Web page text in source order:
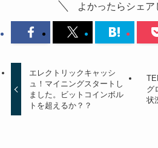
よかったらシェア
エレクトリックキャッシ
ュ！マイニングスタートし
ました。ビットコインボル
トを超えるか？？
グ
状